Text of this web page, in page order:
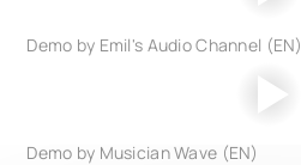
Demo by Emil's Audio Channel (EN)
Demo by Musician Wave (EN)